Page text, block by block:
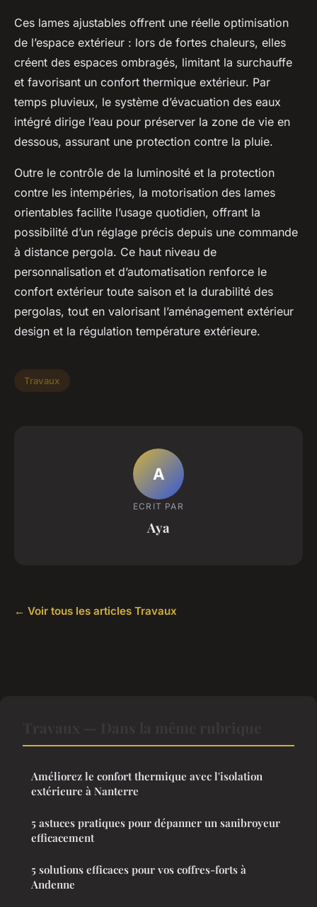
Ces lames ajustables offrent une réelle optimisation
de l’espace extérieur : lors de fortes chaleurs, elles
créent des espaces ombragés, limitant la surchauffe
et favorisant un confort thermique extérieur. Par
temps pluvieux, le système d’évacuation des eaux
intégré dirige l’eau pour préserver la zone de vie en
dessous, assurant une protection contre la pluie.
Outre le contrôle de la luminosité et la protection
contre les intempéries, la motorisation des lames
orientables facilite l’usage quotidien, offrant la
possibilité d’un réglage précis depuis une commande
à distance pergola. Ce haut niveau de
personnalisation et d’automatisation renforce le
confort extérieur toute saison et la durabilité des
pergolas, tout en valorisant l’aménagement extérieur
design et la régulation température extérieure.
Travaux
A
ECRIT PAR
Aya
← Voir tous les articles Travaux
Améliorez le confort thermique avec l'isolation
extérieure à Nanterre
5 astuces pratiques pour dépanner un sanibroyeur
efficacement
5 solutions efficaces pour vos coffres-forts à
Andenne